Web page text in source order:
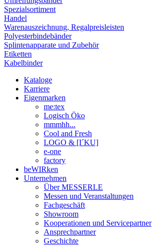
Spezialsortiment
Handel
Warenauszeichnung, Regalpreisleisten
Polyesterbindebänder
Splintenapparate und Zubehör
Etiketten
Kabelbinder
Kataloge
Karriere
Eigenmarken
me:tex
Logisch Öko
mmmhh...
Cool and Fresh
LOGO & [I´KU]
e-one
factory
beWIRken
Unternehmen
Über MESSERLE
Messen und Veranstaltungen
Fachgeschäft
Showroom
Kooperationen und Servicepartner
Ansprechpartner
Geschichte